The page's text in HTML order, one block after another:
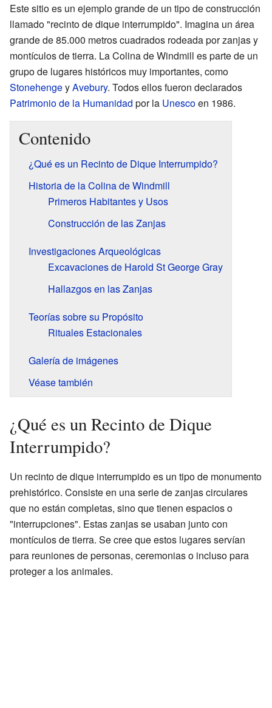
Este sitio es un ejemplo grande de un tipo de construcción
llamado "recinto de dique interrumpido". Imagina un área
grande de 85.000 metros cuadrados rodeada por zanjas y
montículos de tierra. La Colina de Windmill es parte de un
grupo de lugares históricos muy importantes, como
StonehengeyAvebury. Todos ellos fueron declarados
Patrimonio de la Humanidad por la Unescoen 1986.
Contenido
¿Qué es un Recinto de Dique Interrumpido?
Historia de la Colina de Windmill
Primeros Habitantes y Usos
Construcción de las Zanjas
Investigaciones Arqueológicas
Excavaciones de Harold St George Gray
Hallazgos en las Zanjas
Teorías sobre su Propósito
Rituales Estacionales
Galería de imágenes
Véase también
¿Qué es un Recinto de Dique
Interrumpido?
Un recinto de dique interrumpido es un tipo de monumento
prehistórico. Consiste en una serie de zanjas circulares
que no están completas, sino que tienen espacios o
"interrupciones". Estas zanjas se usaban junto con
montículos de tierra. Se cree que estos lugares servían
para reuniones de personas, ceremonias o incluso para
proteger a los animales.